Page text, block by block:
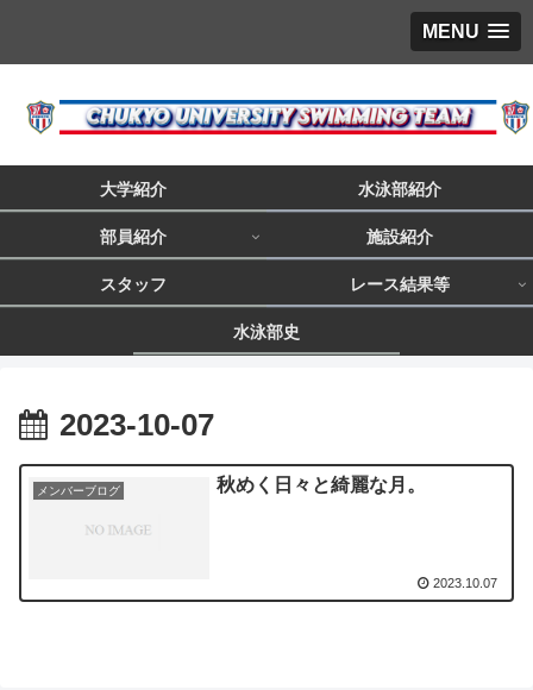
MENU
大学紹介 水泳部紹介
部員紹介 施設紹介
スタッフ レース結果等
水泳部史
2023-10-07
メンバーブログ 秋めく日々と綺麗な月。
2023.10.07